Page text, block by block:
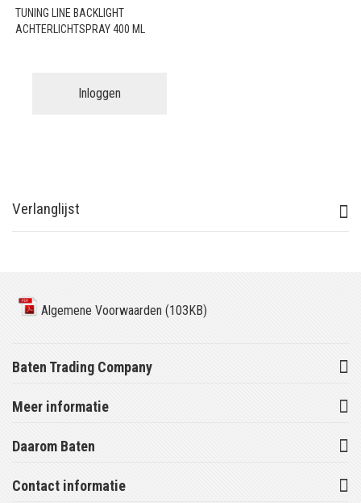
TUNING LINE BACKLIGHT
ACHTERLICHTSPRAY 400 ML
Inloggen
Verlanglijst
Algemene Voorwaarden (103KB)
Baten Trading Company
Meer informatie
Daarom Baten
Contact informatie